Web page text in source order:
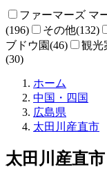
ファーマーズ マ
(196)
その他(132)
ブドウ園(46)
観光
(30)
ホーム
売
ね
と
中国・四国
広島県
太田川産直市
太田川産直市